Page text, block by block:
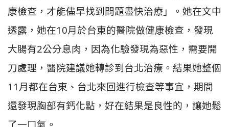
康檢查，才能儘早找到問題盡快治療」。她在文中
透露，她在10月於台東的醫院做健康檢查，發現
大腸有2公分息肉，因為化驗發現為惡性，需要開
刀處理，醫院建議她轉診到台北治療。結果她整個
11月都在台東、台北來回進行檢查等事宜，期間
還發現胸部有鈣化點，好在結果是良性的，讓她鬆
了一口氣。